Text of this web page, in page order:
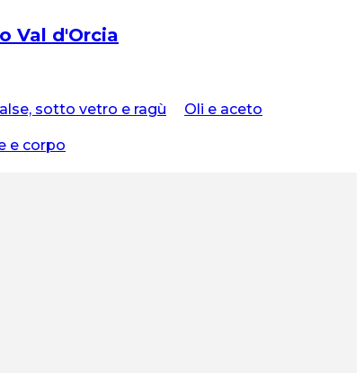
Val d'Orcia
sotto vetro e ragù Oli e aceto
e corpo